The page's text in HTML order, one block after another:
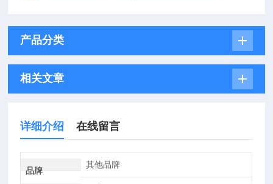
产品分类
相关文章
详细介绍 在线留言
品牌
其他品牌